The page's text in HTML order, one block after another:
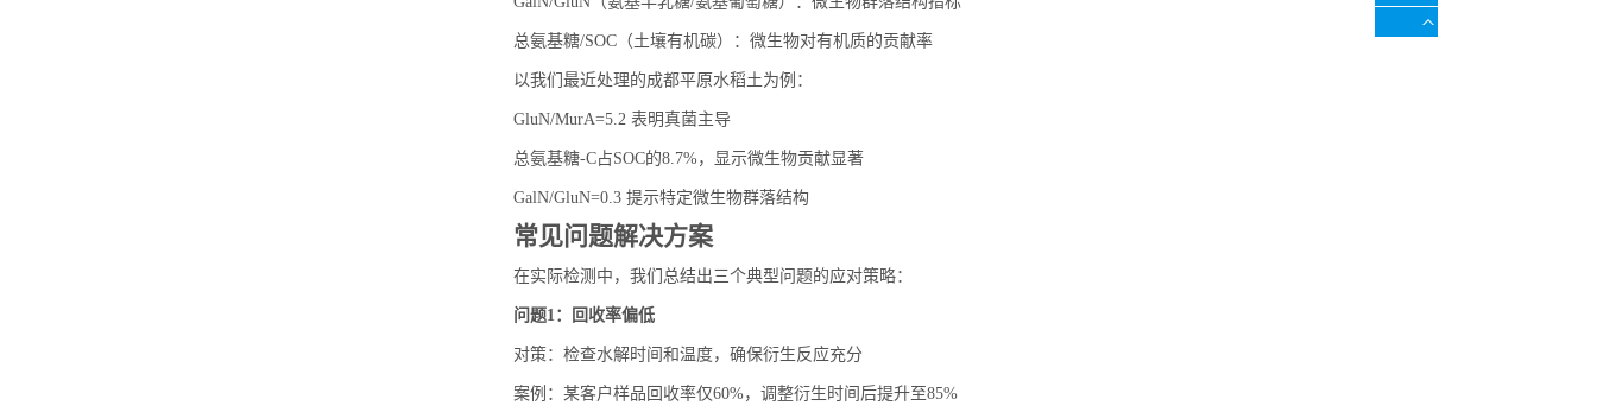
总氨基糖/SOC（土壤有机碳）：微生物对有机质的贡献率
以我们最近处理的成都平原水稻土为例：
GluN/MurA=5.2 表明真菌主导
总氨基糖-C占SOC的8.7%，显示微生物贡献显著
GalN/GluN=0.3 提示特定微生物群落结构
常见问题解决方案
在实际检测中，我们总结出三个典型问题的应对策略：
问题1：回收率偏低
对策：检查水解时间和温度，确保衍生反应充分
案例：某客户样品回收率仅60%，调整衍生时间后提升至85%